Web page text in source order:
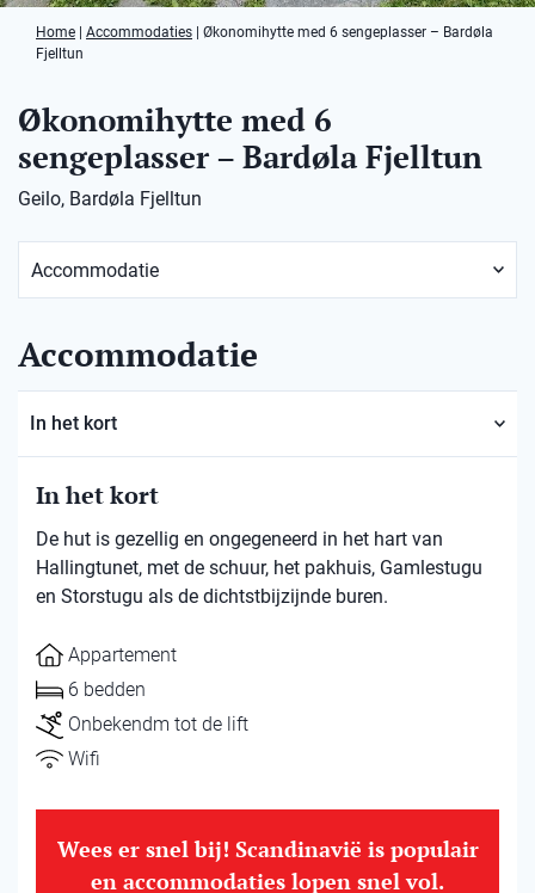
Home Accommodaties
Økonomihytte med 6 sengeplasser – Bardøla
Fjelltun
Økonomihytte med 6
sengeplasser – Bardøla Fjelltun
Geilo, Bardøla Fjelltun
Accommodatie
In het kort
In het kort
De hut is gezellig en ongegeneerd in het hart van
Hallingtunet, met de schuur, het pakhuis, Gamlestugu
en Storstugu als de dichtstbijzijnde buren.
Appartement
6 bedden
Onbekendm tot de lift
Wifi
Wees er snel bij! Scandinavië is populair
en accommodaties lopen snel vol.